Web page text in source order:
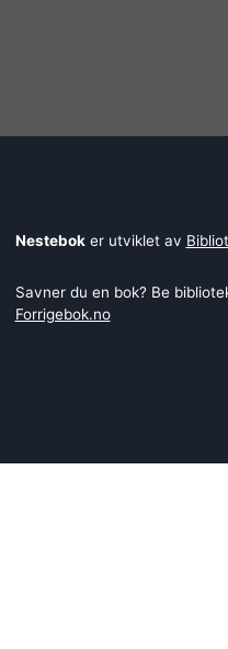
Nesteboker utviklet av
Savner du en bok? Be
Forrigebok.no